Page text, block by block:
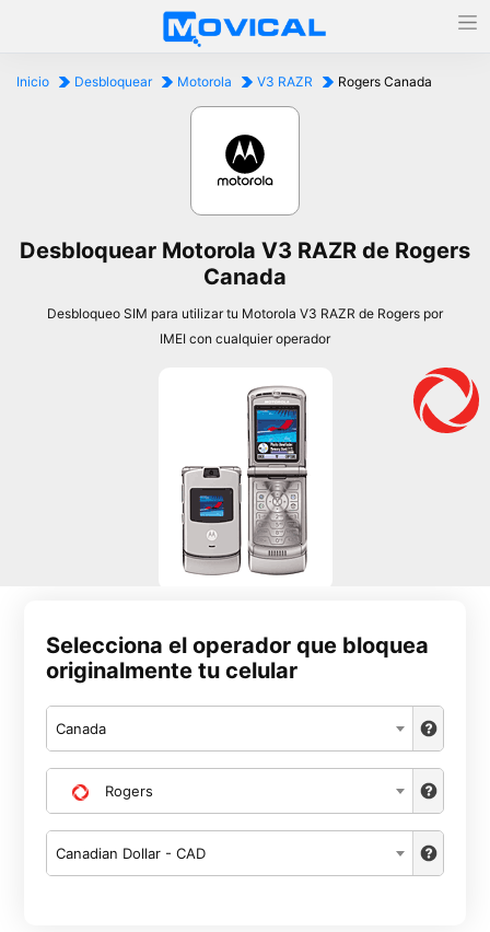
Inicio Desbloquear Motorola V3 RAZR Rogers Canada
Desbloquear Motorola V3 RAZR de Rogers
Canada
Desbloqueo SIM para utilizar tu Motorola V3 RAZR de Rogers por
IMEI con cualquier operador
Selecciona el operador que bloquea
originalmente tu celular
Canada
Rogers
Canadian Dollar - CAD